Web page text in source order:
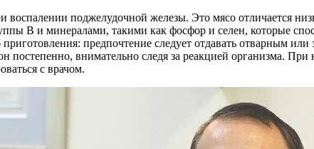
воспалении поджелудочной железы. Это мясо отличается
B и минералами, такими как фосфор и селен, которые
предпочтение следует отдавать отварным
постепенно, внимательно следя за реакцией организма.
с врачом.